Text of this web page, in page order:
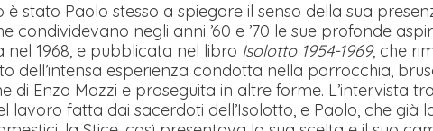
è stato Paolo stesso a spiegare il senso della sua
condividevano negli anni ’60 e ’70 le sue profonde
nel 1968, e pubblicata nel libro Isolotto 1954-1969, che
dell’intensa esperienza condotta nella parrocchia,
di Enzo Mazzi e proseguita in altre forme. L’intervista
lavoro fatta dai sacerdoti dell’Isolotto, e Paolo, che già